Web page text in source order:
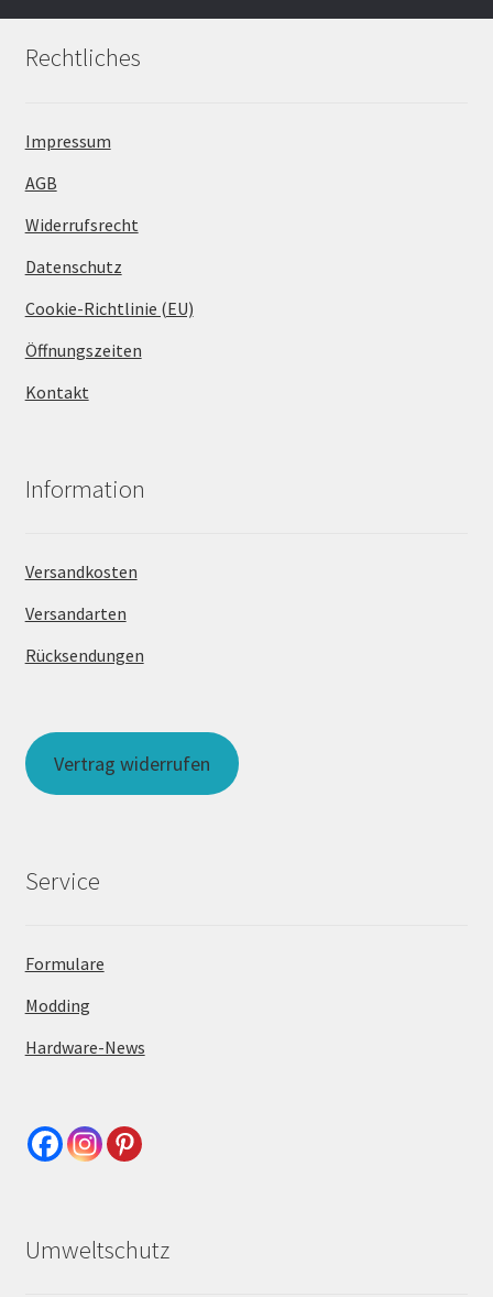
Rechtliches
Impressum
AGB
Widerrufsrecht
Datenschutz
Cookie-Richtlinie (EU)
Öffnungszeiten
Kontakt
Information
Versandkosten
Versandarten
Rücksendungen
Vertrag widerrufen
Service
Formulare
Modding
Hardware-News
Umweltschutz